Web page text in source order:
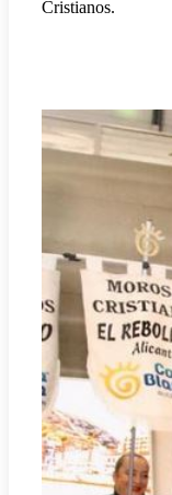
Cristianos.